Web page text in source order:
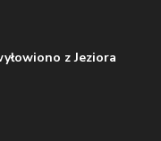
z Jeziora